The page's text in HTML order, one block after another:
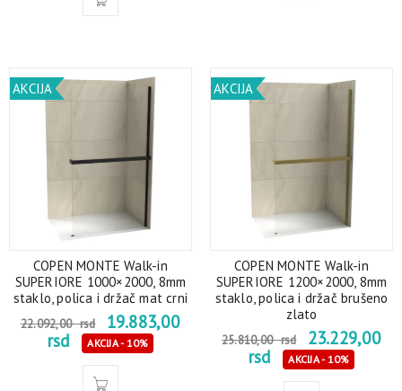
AKCIJA
COPEN MONTE Walk-in
SUPERIORE 1000×2000, 8mm
staklo, polica i držač mat crni
22.092,00rsd
19.883,00
rsd
AKCIJA - 10%
AKCIJA
COPEN MONTE Walk-in
SUPERIORE 1200×2000, 8mm
staklo, polica i držač brušeno
zlato
25.810,00rsd
23.229,00
rsd
AKCIJA - 10%